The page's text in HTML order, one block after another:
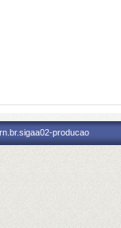
producao